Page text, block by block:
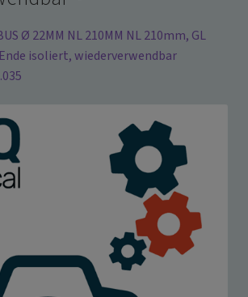
Ø 22MM NL 210MM NL 210mm, GL
isoliert, wiederverwendbar